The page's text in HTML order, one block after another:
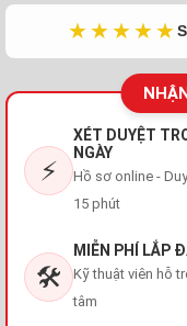
★★★★★
⚡
XÉT DUYỆT
NGÀY
Hồ sơ online -
15 phút
🛠️
MIỄN PHÍ LẮP
Kỹ thuật viên hỗ
tâm